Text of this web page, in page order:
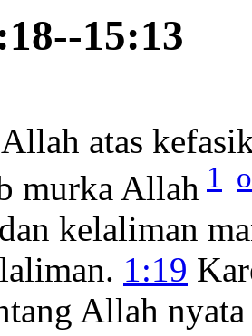
15:13
atas
murka Allah 1 o
kelaliman
1:19
Allah